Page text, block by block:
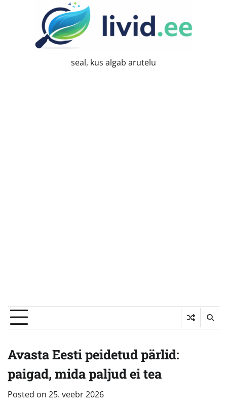
seal, kus algab arutelu
Avasta Eesti peidetud pärlid:
paigad, mida paljud ei tea
Posted on 25. veebr 2026